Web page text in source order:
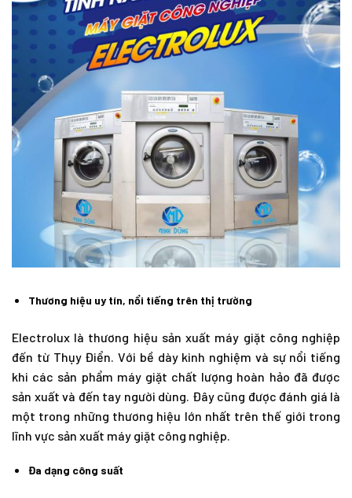
Thương hiệu uy tín, nổi tiếng trên thị trường
Electrolux là thương hiệu sản xuất máy giặt công nghiệp
đến từ Thụy Điển. Với bề dày kinh nghiệm và sự nổi tiếng
khi các sản phẩm máy giặt chất lượng hoàn hảo đã được
sản xuất và đến tay người dùng. Đây cũng được đánh giá là
một trong những thương hiệu lớn nhất trên thế giới trong
lĩnh vực sản xuất máy giặt công nghiệp.
Đa dạng công suất